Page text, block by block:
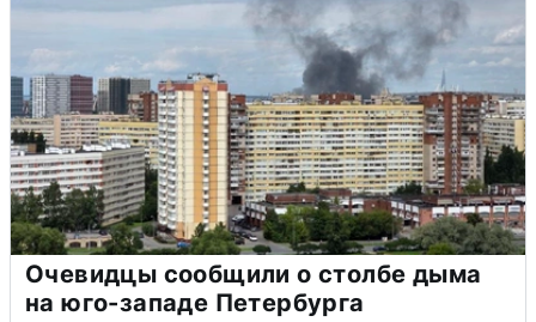
Очевидцы сообщили о столбе дыма
на юго-западе Петербурга